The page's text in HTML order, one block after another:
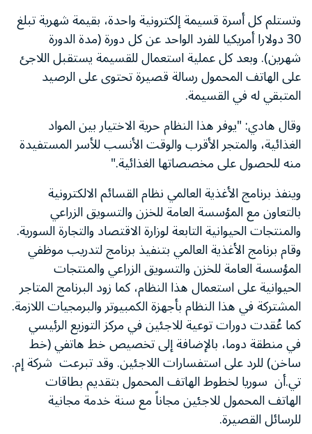
وتستلم كل أسرة قسيمة إلكترونية واحدة، بقيمة شهرية تبلغ
30 دولارا أمريكيا للفرد الواحد عن كل دورة (مدة الدورة
شهرين). وبعد كل عملية استعمال للقسيمة يستقبل اللاجئ
على الهاتف المحمول رسالة قصيرة تحتوى على الرصيد
المتبقي له في القسيمة.
وقال هادي: "يوفر هذا النظام حرية الاختيار بين المواد
الغذائية، والمتجر الأقرب والوقت الأنسب للأسر المستفيدة
منه للحصول على مخصصاتها الغذائية."
وينفذ برنامج الأغذية العالمي نظام القسائم الالكترونية
بالتعاون مع المؤسسة العامة للخزن والتسويق الزراعي
والمنتجات الحيوانية التابعة لوزارة الاقتصاد والتجارة السورية.
وقام برنامج الأغذية العالمي بتنفيذ برنامج لتدريب موظفي
المؤسسة العامة للخزن والتسويق الزراعي والمنتجات
الحيوانية على استعمال هذا النظام، كما زود البرنامج المتاجر
المشتركة في هذا النظام بأجهزة الكمبيوتر والبرمجيات اللازمة.
كما عُقدت دورات توعية للاجئين في مركز التوزيع الرئيسي
في منطقة دوما، بالإضافة إلى تخصيص خط هاتفي (خط
ساخن) للرد على استفسارات اللاجئين. وقد تبرعت شركة إم.
تي.أن سوريا لخطوط الهاتف المحمول بتقديم بطاقات
الهاتف المحمول للاجئين مجاناً مع سنة خدمة مجانية
للرسائل القصيرة.